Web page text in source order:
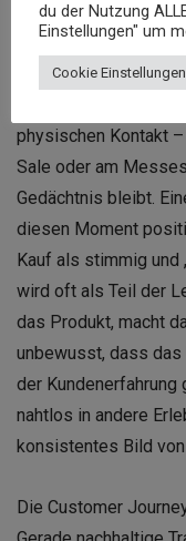
Nachhaltige
der kurzen Phase
physischen Kontakt
Sale oder am
Gedächtnis bleibt.
diesen Moment
Kauf als stimmig und
wird oft als Teil der
das Produkt, macht
unbewusst, dass das
der
nahtlos in andere
konsistentes Bild
Die Customer
du der Nutzung
Einstellungen" um
Cookie Einstellungen